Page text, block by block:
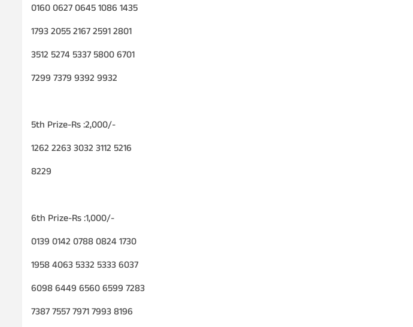
0160 0627 0645 1086 1435
1793 2055 2167 2591 2801
3512 5274 5337 5800 6701
7299 7379 9392 9932
5th Prize-Rs :2,000/-
1262 2263 3032 3112 5216
8229
6th Prize-Rs :1,000/-
0139 0142 0788 0824 1730
1958 4063 5332 5333 6037
6098 6449 6560 6599 7283
7387 7557 7971 7993 8196